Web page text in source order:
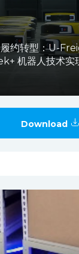
约转型：U-
机器人技术实
Download